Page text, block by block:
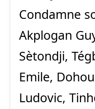
Condamne
Akplogan
Sètondji,
Emile,
Ludovic,